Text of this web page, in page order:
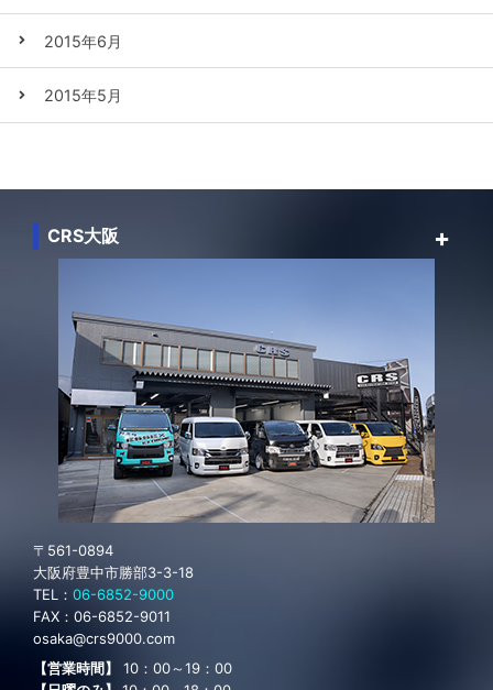
2015年6月
2015年5月
CRS大阪
〒561-0894
大阪府豊中市勝部3-3-18
TEL： 06-6852-9000
FAX： 06-6852-9011
osaka@crs9000.com
【営業時間】
10：00～19：00